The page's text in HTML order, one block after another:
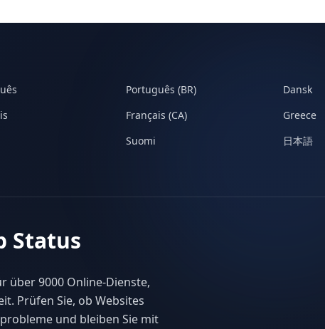
Português (BR) Dansk
Français (CA) Greece
Suomi 日本語
Status
über 9000 Online-Dienste,
Prüfen Sie, ob Websites
und bleiben Sie mit